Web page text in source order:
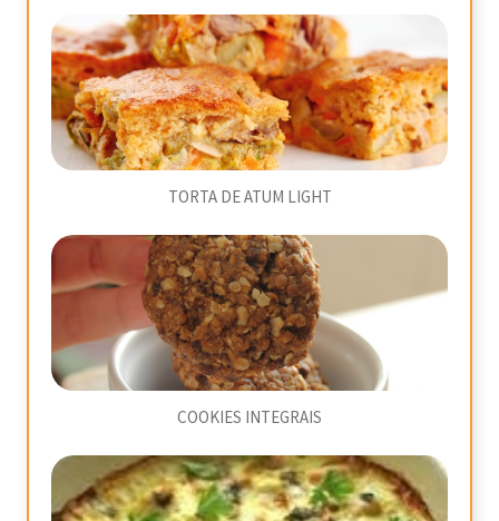
TORTA DE ATUM LIGHT
COOKIES INTEGRAIS